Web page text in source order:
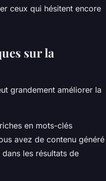
ceux qui hésitent encore
sur la
grandement améliorer la
en mots-clés
avez de contenu généré
les résultats de